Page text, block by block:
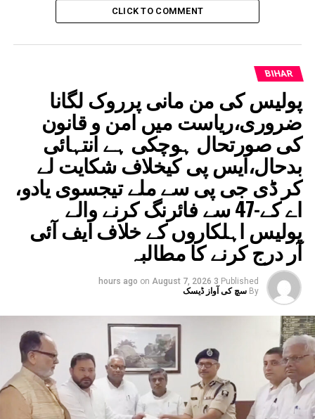
CLICK TO COMMENT
BIHAR
پولیس کی من مانی پرروک لگانا
ضروری،ریاست میں امن و قانون
کی صورتحال ہوچکی ہے انتہائی
بدحال،ایس پی کیخلاف شکایت لے
کر ڈی جی پی سے ملے تیجسوی یادو،
اے کے-47 سے فائرنگ کرنے والے
پولیس اہلکاروں کے خلاف ایف آئی
آر درج کرنے کا مطالبہ
Published
3 hours ago
on August 7, 2026
By سچ کی آواز ڈیسک